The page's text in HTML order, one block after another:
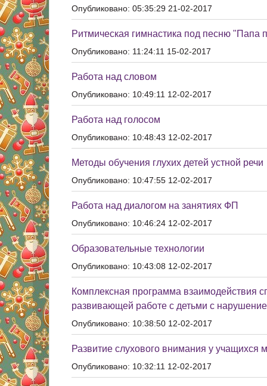
Опубликовано: 05:35:29 21-02-2017
Ритмическая гимнастика под песню "Папа
Опубликовано: 11:24:11 15-02-2017
Работа над словом
Опубликовано: 10:49:11 12-02-2017
Работа над голосом
Опубликовано: 10:48:43 12-02-2017
Методы обучения глухих детей устной речи
Опубликовано: 10:47:55 12-02-2017
Работа над диалогом на занятиях ФП
Опубликовано: 10:46:24 12-02-2017
Образовательные технологии
Опубликовано: 10:43:08 12-02-2017
Комплексная программа взаимодействия
развивающей работе с детьми с
Опубликовано: 10:38:50 12-02-2017
Развитие слухового внимания у учащихся
Опубликовано: 10:32:11 12-02-2017